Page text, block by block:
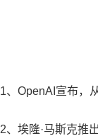
1、OpenAI宣布，
2、埃隆·马斯克推